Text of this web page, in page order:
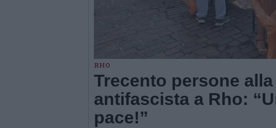
RHO
Trecento persone
antifascista a Rho:
pace!”